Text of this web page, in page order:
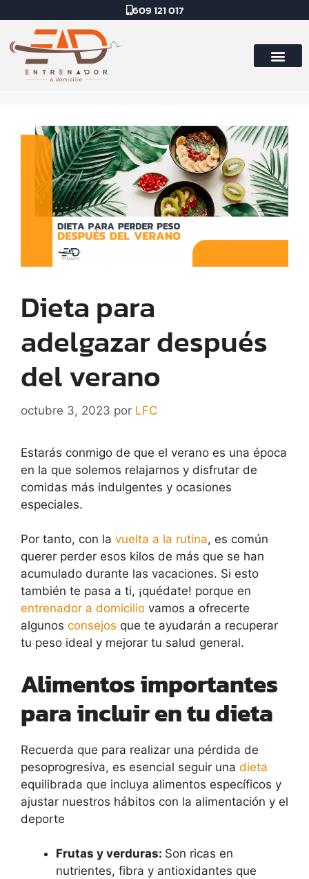
609 121 017
Dieta para
adelgazar después
del verano
octubre 3, 2023 por LFC
Estarás conmigo de que el verano es una época
en la que solemos relajarnos y disfrutar de
comidas más indulgentes y ocasiones
especiales.
Por tanto, con la vuelta a la rutina, es común
querer perder esos kilos de más que se han
acumulado durante las vacaciones. Si esto
también te pasa a ti, ¡quédate! porque en
entrenador a domicilio vamos a ofrecerte
algunos consejos que te ayudarán a recuperar
tu peso ideal y mejorar tu salud general.
Alimentos importantes
para incluir en tu dieta
Recuerda que para realizar una pérdida de
pesoprogresiva, es esencial seguir una dieta
equilibrada que incluya alimentos específicos y
ajustar nuestros hábitos con la alimentación y el
deporte
Frutas y verduras: Son ricas en
nutrientes, fibra y antioxidantes que